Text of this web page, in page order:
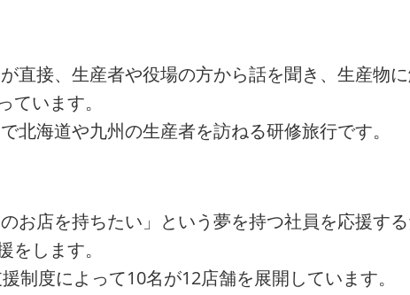
直接、生産者や役場の方から話を聞き、生産物
ています。
北海道や九州の生産者を訪ねる研修旅行です。
お店を持ちたい」という夢を持つ社員を応援す
をします。
制度によって10名が12店舗を展開しています。